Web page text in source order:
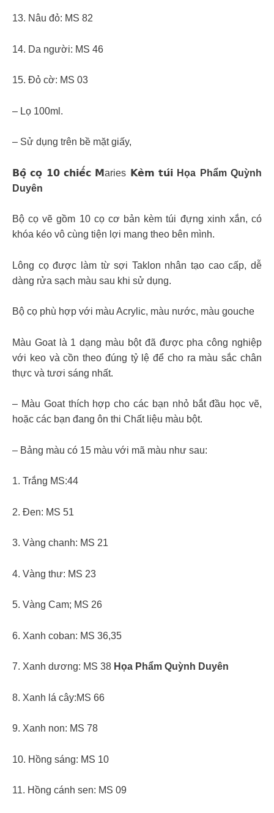
13. Nâu đỏ: MS 82
14. Da người: MS 46
15. Đỏ cờ: MS 03
– Lọ 100ml.
– Sử dụng trên bề mặt giấy,
𝗕𝗼̣̂ 𝗰𝗼̣ 𝟭𝟬 𝗰𝗵𝗶𝗲̂́𝗰 𝗠aries 𝗞𝗲̀𝗺 𝘁𝘂́𝗶 Họa Phẩm Quỳnh
Duyên
Bộ cọ vẽ gồm 10 cọ cơ bản kèm túi đựng xinh xắn, có
khóa kéo vô cùng tiện lợi mang theo bên mình.
Lông cọ được làm từ sợi Taklon nhân tạo cao cấp, dễ
dàng rửa sạch màu sau khi sử dụng.
Bộ cọ phù hợp với màu Acrylic, màu nước, màu gouche
Màu Goat là 1 dạng màu bột đã được pha công nghiệp
với keo và cồn theo đúng tỷ lệ để cho ra màu sắc chân
thực và tươi sáng nhất.
– Màu Goat thích hợp cho các bạn nhỏ bắt đầu học vẽ,
hoặc các bạn đang ôn thi Chất liệu màu bột.
– Bảng màu có 15 màu với mã màu như sau:
1. Trắng MS:44
2. Đen: MS 51
3. Vàng chanh: MS 21
4. Vàng thư: MS 23
5. Vàng Cam; MS 26
6. Xanh coban: MS 36,35
7. Xanh dương: MS 38 Họa Phẩm Quỳnh Duyên
8. Xanh lá cây:MS 66
9. Xanh non: MS 78
10. Hồng sáng: MS 10
11. Hồng cánh sen: MS 09